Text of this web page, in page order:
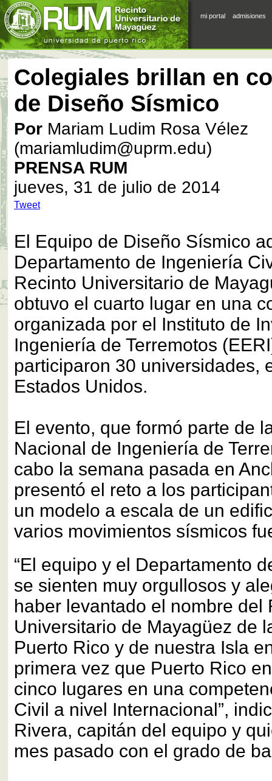
mi portal admisiones
Colegiales brillan en
de Diseño Sísmico
Por Mariam Ludim Rosa Vélez
(mariamludim@uprm.edu)
PRENSA RUM
jueves, 31 de julio de 2014
Tweet
El Equipo de Diseño Sísmico
Departamento de Ingeniería
Recinto Universitario de
obtuvo el cuarto lugar en una
organizada por el Instituto de
Ingeniería de Terremotos
participaron 30 universidades,
Estados Unidos.
El evento, que formó parte de
Nacional de Ingeniería de
cabo la semana pasada en
presentó el reto a los
un modelo a escala de un
varios movimientos sísmicos
“El equipo y el Departamento
se sienten muy orgullosos y
haber levantado el nombre del
Universitario de Mayagüez de
Puerto Rico y de nuestra Isla
primera vez que Puerto Rico
cinco lugares en una
Civil a nivel Internacional”,
Rivera, capitán del equipo y
mes pasado con el grado de